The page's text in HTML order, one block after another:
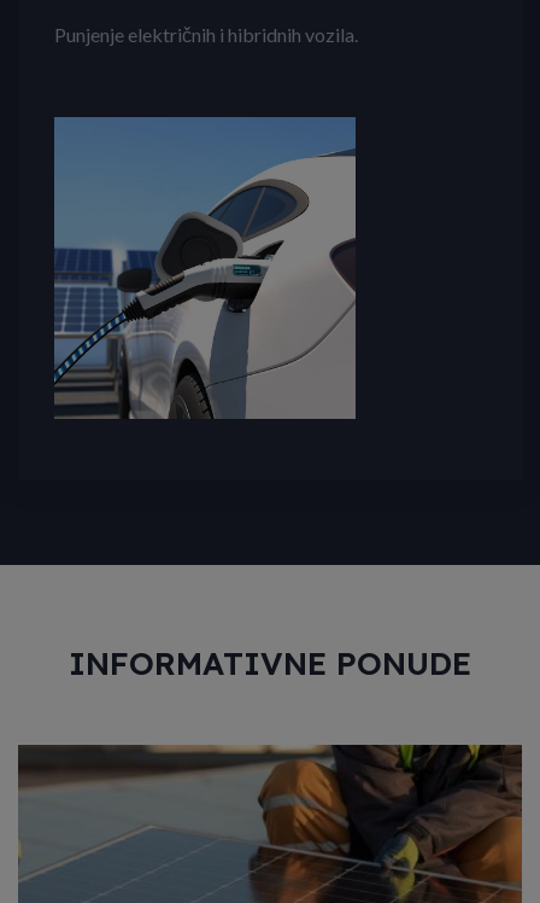
Punjenje električnih i hibridnih vozila.
INFORMATIVNE PONUDE